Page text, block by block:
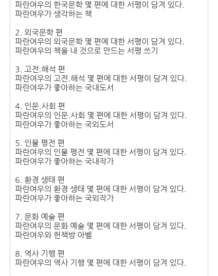
파란여우의 한국문학 몇 편에 대한 서평이 담겨 있다.
파란여우가 생각하는 책
2. 외국문학 편
파란여우의 외국문학 몇 편에 대한 서평이 담겨 있다.
파란여우의 책을 내 것으로 만드는 서평 쓰기
3. 고전.해석 편
파란여우의 고전.해석 몇 편에 대한 서평이 담겨 있다.
파란여우가 좋아하는 국내도서
4. 인문.사회 편
파란여우의 인문.사회 몇 편에 대한 서평이 담겨 있다.
파란여우가 좋아하는 국외도서
5. 인물 평전 편
파란여우의 인물 평전 몇 편에 대한 서평이 담겨 있다.
파란여우가 좋아하는 국내작가
6. 환경 생태 편
파란여우의 환경 생태 몇 편에 대한 서평이 담겨 있다.
파란여우가 좋아하는 국외작가
7. 문화 예술 편
파란여우의 문화 예술 몇 편에 대한 서평이 담겨 있다.
파란여우와 헌책방 아벨
8. 역사 기행 편
파란여우의 역사 기행 몇 편에 대한 서평이 담겨 있다.